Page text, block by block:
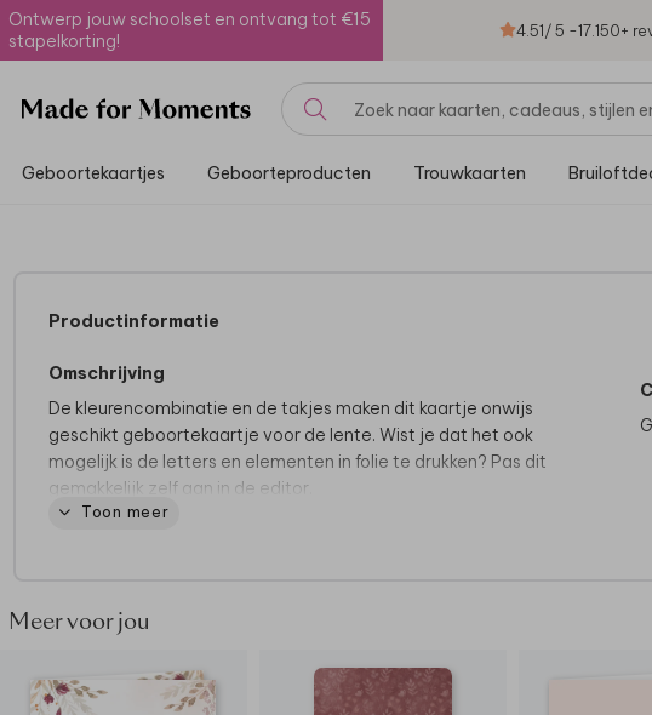
Ontwerp jouw schoolset en ontvang tot €15
stapelkorting!
4.51/ 5 -17.150+
Geboortekaartjes Geboorteproducten Trouwkaarten
Productinformatie
Omschrijving
De kleurencombinatie en de takjes maken dit kaartje onwijs
geschikt geboortekaartje voor de lente. Wist je dat het ook
mogelijk is de letters en elementen in folie te drukken? Pas dit
gemakkelijk zelf aan in de editor.
• Maak het geboortekaartje helemaal af door de envelop dicht te
Hoe kondig jij de geboorte van de kleine aan? Vraag het
Toon meer
Meer voor jou